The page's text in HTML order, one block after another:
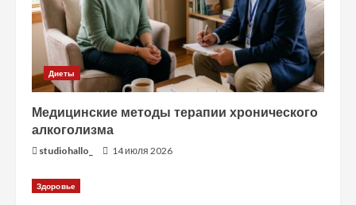
Диеты
Медицинские методы терапии хронического
алкоголизма
studiohallo_ 14 июля 2026
Здоровье